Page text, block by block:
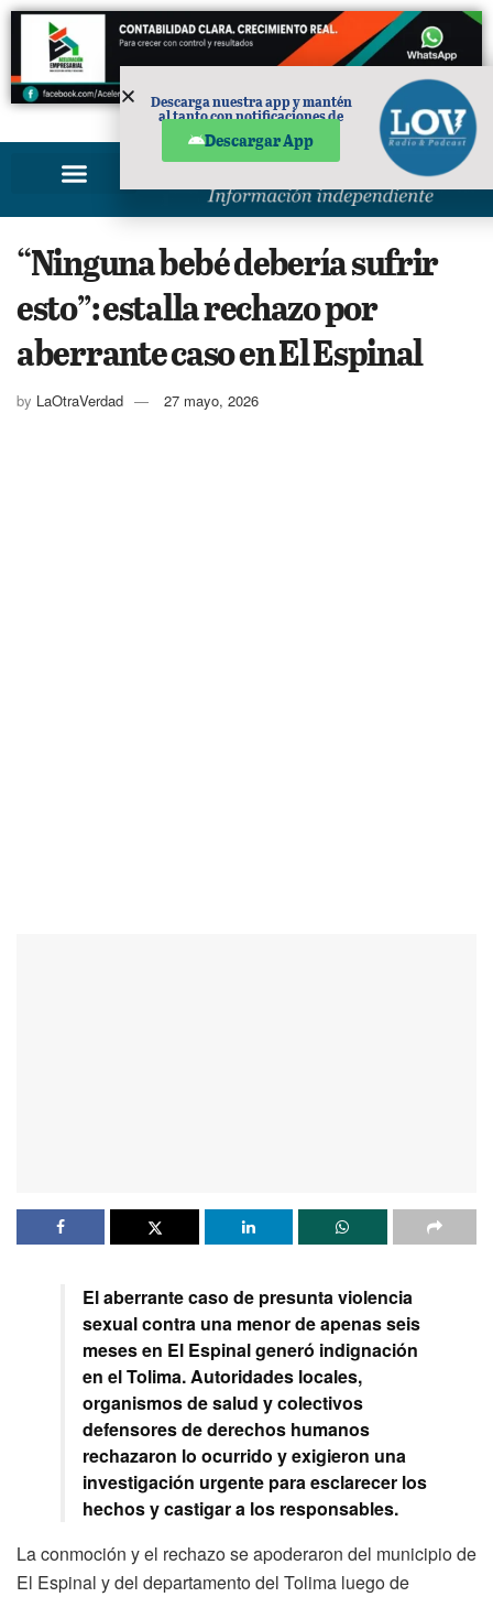
PUBLICIDAD
“Ninguna bebé debería sufrir
esto”: estalla rechazo por
aberrante caso en El Espinal
by LaOtraVerdad 27 mayo, 2026
El aberrante caso de presunta violencia
sexual contra una menor de apenas seis
meses en El Espinal generó indignación
en el Tolima. Autoridades locales,
organismos de salud y colectivos
defensores de derechos humanos
rechazaron lo ocurrido y exigieron una
investigación urgente para esclarecer los
hechos y castigar a los responsables.
La conmoción y el rechazo se apoderaron del municipio de
El Espinal y del departamento del Tolima luego de
Descarga nuestra app y mantén
al tanto con notificaciones de
Descargar App